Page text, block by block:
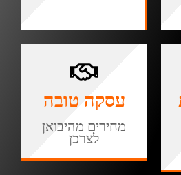
עסקה טובה
מחירים מהיבואן
לצרכן